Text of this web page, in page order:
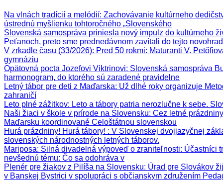
Na vlnách tradícií a melódií: Zachovávanie kultúrneho
ústrednú myšlienku tohtoročného „Slovenského
Slovenská samospráva priniesla nový impulz do kultúrneho
Peťanoch, preto sme prednedávnom zavítali do tejto
V zrkadle času (33/2026): Pred 50 rokmi: Maturanti V.
gymnáziu
Opätovná pocta Jozefovi Viktrinovi: Slovenská samospráva
harmonogram, do ktorého sú zaradené pravidelne
Letný tábor pre deti z Maďarska: Už dlhé roky organizuje
zahraničí
Leto plné zážitkov: Leto a tábory patria nerozlučne k sebe.
Naši žiaci v škole v prírode na Slovensku: Cez letné
Maďarsku koordinované Celoštátnou slovenskou
Hurá prázdniny! Hurá tábory! : V Slovenskej dvojjazyčnej
slovenských národnostných letných táborov.
Mariposa: Silná divadelná výpoveď o zraniteľnosti: Účastníci
nevšednú tému: Čo sa odohráva v
Plenér pre žiakov z Pilíša na Slovensku: Úrad pre Slovákov
v Banskej Bystrici v spolupráci s občianskym združením